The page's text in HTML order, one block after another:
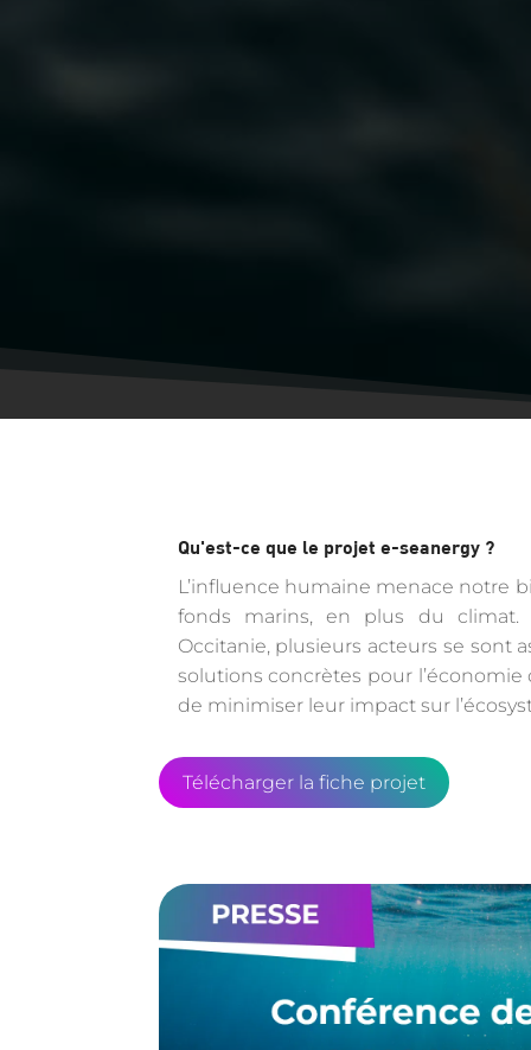
Qu'est-ce que le projet e-seanergy ?
L’influence humaine menace notre
fonds marins, en plus du climat.
Occitanie, plusieurs acteurs se sont
solutions concrètes pour
de minimiser leur impact sur
Télécharger la fiche projet